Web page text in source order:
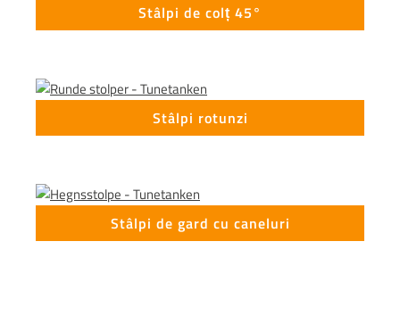
Stâlpi de colț 45°
Stâlpi rotunzi
Stâlpi de gard cu caneluri